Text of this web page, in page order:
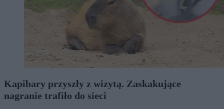
Kapibary przyszły z wizytą. Zaskakujące
nagranie trafiło do sieci